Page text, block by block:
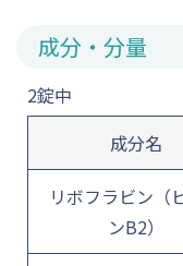
成分・分量
2錠中
成分名
リボフラビン（
ンB2）